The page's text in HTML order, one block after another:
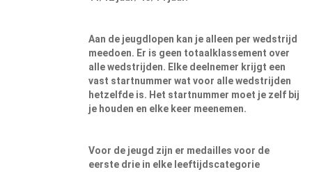
Aan de jeugdlopen kan je alleen per wedstrijd
meedoen. Er is geen totaalklassement over
alle wedstrijden. Elke deelnemer krijgt een
vast startnummer wat voor alle wedstrijden
hetzelfde is. Het startnummer moet je zelf bij
je houden en elke keer meenemen.
Voor de jeugd zijn er medailles voor de
eerste drie in elke leeftijdscategorie